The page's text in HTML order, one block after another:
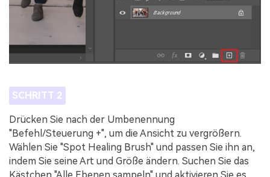
SCHRITT 2
Drücken Sie nach der Umbenennung
"Befehl/Steuerung +", um die Ansicht zu vergrößern.
Wählen Sie "Spot Healing Brush" und passen Sie ihn an,
indem Sie seine Art und Größe ändern. Suchen Sie das